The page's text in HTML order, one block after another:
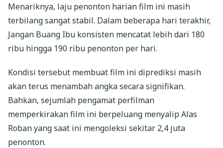
Menariknya, laju penonton harian film ini masih
terbilang sangat stabil. Dalam beberapa hari terakhir,
Jangan Buang Ibu konsisten mencatat lebih dari 180
ribu hingga 190 ribu penonton per hari.
Kondisi tersebut membuat film ini diprediksi masih
akan terus menambah angka secara signifikan.
Bahkan, sejumlah pengamat perfilman
memperkirakan film ini berpeluang menyalip Alas
Roban yang saat ini mengoleksi sekitar 2,4 juta
penonton.